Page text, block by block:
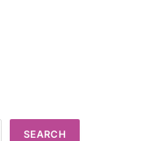
SEARCH